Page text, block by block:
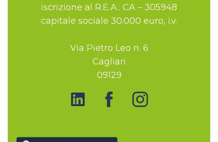
iscrizione al R.E.A.: CA – 305948
capitale sociale 30.000 euro, i.v.
Via Pietro Leo n. 6
Cagliari
09129